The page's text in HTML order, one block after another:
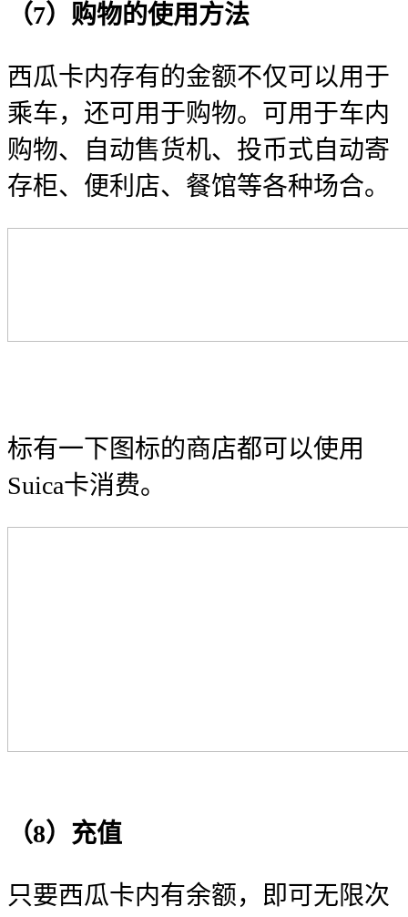
（7）购物的使用方法
西瓜卡内存有的金额不仅可以用于
乘车，还可用于购物。可用于车内
购物、自动售货机、投币式自动寄
存柜、便利店、餐馆等各种场合。
标有一下图标的商店都可以使用
Suica卡消费。
（8）充值
只要西瓜卡内有余额，即可无限次